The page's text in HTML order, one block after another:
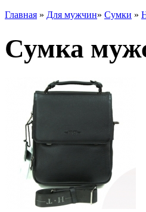
Главная » Для мужчин» Сумки »
Сумка